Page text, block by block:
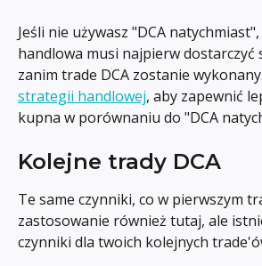
Jeśli nie używasz "DCA
handlowa musi najpierw dostarczyć
zanim trade DCA zostanie
strategii handlowej, aby zapewnić
kupna w porównaniu do "DCA
Kolejne trady DCA
Te same czynniki, co w pierwszym
zastosowanie również tutaj, ale
czynniki dla twoich kolejnych